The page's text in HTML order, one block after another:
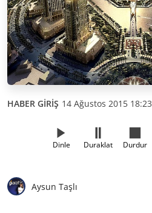
HABER GİRİŞ 14 Ağustos 2015 18:23
Dinle Duraklat Durdur
Aysun Taşlı